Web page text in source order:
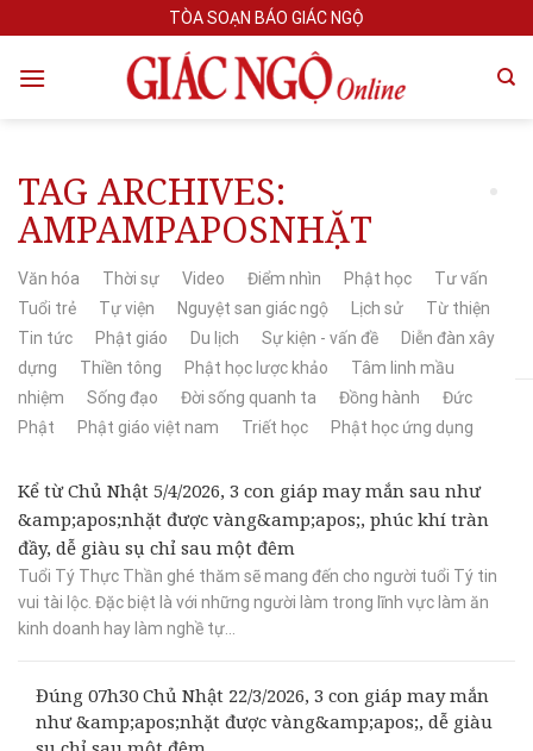
to
content
TÒA SOẠN BÁO GIÁC NGỘ
TAG ARCHIVES:
AMPAMPAPOSNHẶT
Văn hóa Thời sự Video Điểm nhìn Phật học
Tư vấn
Tuổi trẻ
Tự viện Nguyệt san giác ngộ Lịch sử
Từ thiện
Tin tức
Phật giáo Du lịch Sự kiện - vấn đề
Diễn đàn xây
dựng
Thiền tông Phật học lược khảo
Tâm linh mầu
nhiệm
Sống đạo Đời sống quanh ta Đồng hành
Đức
Phật
Phật giáo việt nam Triết học Phật học ứng dụng
Kể từ Chủ Nhật 5/4/2026, 3 con giáp may mắn sau như
&amp;apos;nhặt được vàng&amp;apos;, phúc khí tràn
đầy, dễ giàu sụ chỉ sau một đêm
Tuổi Tý Thực Thần ghé thăm sẽ mang đến cho người tuổi Tý tin
vui tài lộc. Đặc biệt là với những người làm trong lĩnh vực làm ăn
kinh doanh hay làm nghề tự...
Đúng 07h30 Chủ Nhật 22/3/2026, 3 con giáp may mắn
như &amp;apos;nhặt được vàng&amp;apos;, dễ giàu